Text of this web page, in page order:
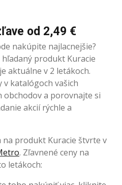
od 2,49 €
nakúpite najlacnejšie?
hľadaný produkt Kuracie
aktuálne v 2 letákoch.
katalógoch vašich
obchodov a porovnajte si
akcií rýchle a
produkt Kuracie štvrte v
. Zľavnené ceny na
letákoch: